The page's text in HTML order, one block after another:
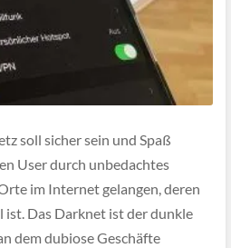
soll sicher sein und Spaß
User durch unbedachtes
im Internet gelangen, deren
Das Darknet ist der dunkle
dem dubiose Geschäfte